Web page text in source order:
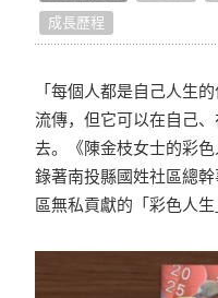
点点开箱
生活提案
照片怎么拍
编辑小技巧
独家专访
成長歷程
「每個人都是自己人生
流傳，但它可以在自己
去。《陳金枝女士的彩
錄著南投縣國姓社區總
區無私貢獻的「彩色人生